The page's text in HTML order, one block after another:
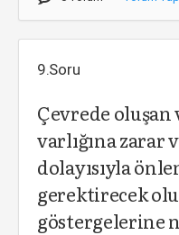
9.Soru
Çevrede
varlığına zarar
dolayısıyla
gerektirecek
göstergelerine